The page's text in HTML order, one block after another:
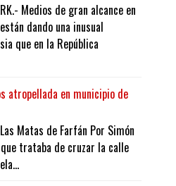
Medios de gran alcance en
dando una inusual
que en la República
atropellada en municipio de
Matas de Farfán Por Simón
trataba de cruzar la calle